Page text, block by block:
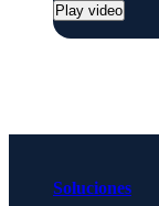
Play video
Soluciones